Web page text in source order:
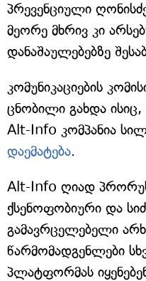
პრევენციული
მეორე მხრივ კი
დანაშაულებებზე
კომუნიკაციების
ცნობილი გახდა
Alt-Info კომპანია
დაემატება.
Alt-Info ღიად
ქსენოფობიური და
გამავრცელებელი
წარმომადგენლები
პლატფორმას